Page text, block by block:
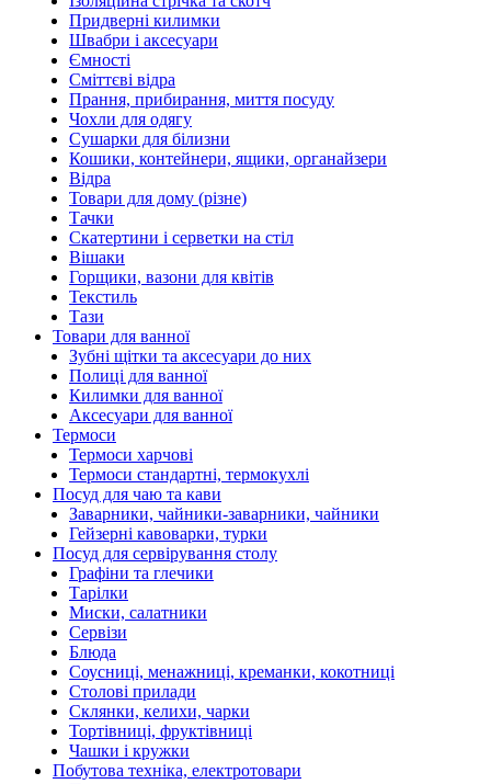
Придверні килимки
Швабри і аксесуари
Ємності
Сміттєві відра
Прання, прибирання, миття посуду
Чохли для одягу
Сушарки для білизни
Кошики, контейнери, ящики, органайзери
Відра
Товари для дому (різне)
Тачки
Скатертини і серветки на стіл
Вішаки
Горщики, вазони для квітів
Текстиль
Тази
Товари для ванної
Зубні щітки та аксесуари до них
Полиці для ванної
Килимки для ванної
Аксесуари для ванної
Термоси
Термоси харчові
Термоси стандартні, термокухлі
Посуд для чаю та кави
Заварники, чайники-заварники, чайники
Гейзерні кавоварки, турки
Посуд для сервірування столу
Графіни та глечики
Тарілки
Миски, салатники
Сервізи
Блюда
Соусниці, менажниці, креманки, кокотниці
Столові прилади
Склянки, келихи, чарки
Тортівниці, фруктівниці
Чашки і кружки
Побутова техніка, електротовари